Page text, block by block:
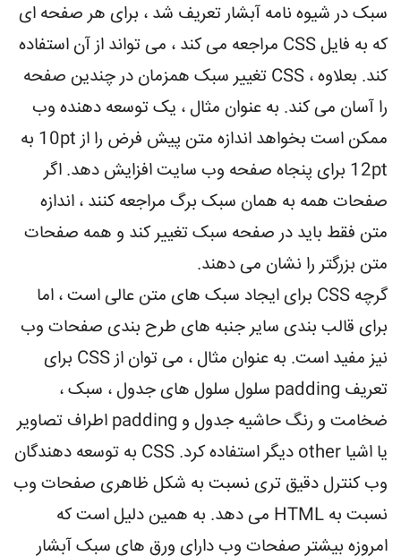
سبک در شیوه نامه آبشار تعریف شد ، برای هر صفحه ای
که به فایل CSS مراجعه می کند ، می تواند از آن استفاده
کند. بعلاوه ، CSS تغییر سبک همزمان در چندین صفحه
را آسان می کند. به عنوان مثال ، یک توسعه دهنده وب
ممکن است بخواهد اندازه متن پیش فرض را از 10pt به
12pt برای پنجاه صفحه وب سایت افزایش دهد. اگر
صفحات همه به همان سبک برگ مراجعه کنند ، اندازه
متن فقط باید در صفحه سبک تغییر کند و همه صفحات
متن بزرگتر را نشان می دهند.
گرچه CSS برای ایجاد سبک های متن عالی است ، اما
برای قالب بندی سایر جنبه های طرح بندی صفحات وب
نیز مفید است. به عنوان مثال ، می توان از CSS برای
تعریف padding سلول سلول های جدول ، سبک ،
ضخامت و رنگ حاشیه جدول و padding اطراف تصاویر
یا اشیا other دیگر استفاده کرد. CSS به توسعه دهندگان
وب کنترل دقیق تری نسبت به شکل ظاهری صفحات وب
نسبت به HTML می دهد. به همین دلیل است که
امروزه بیشتر صفحات وب دارای ورق های سبک آبشار